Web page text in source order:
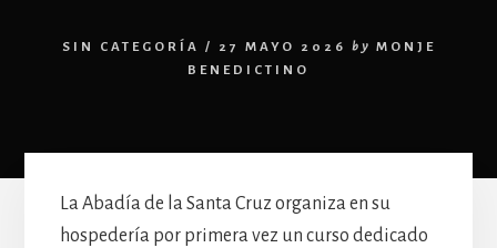
SIN CATEGORÍA / 27 MAYO 2026 by MONJE
BENEDICTINO
La Abadía de la Santa Cruz organiza en su
hospedería por primera vez un curso dedicado